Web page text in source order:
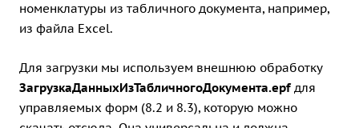
номенклатуры из табличного документа, например,
из файла Excel.
Для загрузки мы используем внешнюю обработку
ЗагрузкаДанныхИзТабличногоДокумента.epfдля
управляемых форм (8.2 и 8.3), которую можно